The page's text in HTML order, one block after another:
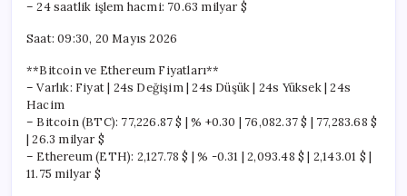
– 24 saatlik işlem hacmi: 70.63 milyar $
Saat: 09:30, 20 Mayıs 2026
**Bitcoin ve Ethereum Fiyatları**
– Varlık: Fiyat | 24s Değişim | 24s Düşük | 24s Yüksek | 24s
Hacim
– Bitcoin (BTC): 77,226.87 $ | % +0.30 | 76,082.37 $ | 77,283.68 $
| 26.3 milyar $
– Ethereum (ETH): 2,127.78 $ | % -0.31 | 2,093.48 $ | 2,143.01 $ |
11.75 milyar $